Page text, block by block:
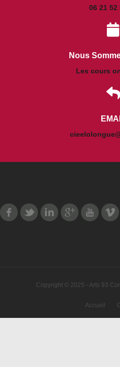
06 21 52
Nous
Les cours
FacebookTwitter LinkedInGoogle Plus
Copyright © 2025 - Arts 93
Accueil